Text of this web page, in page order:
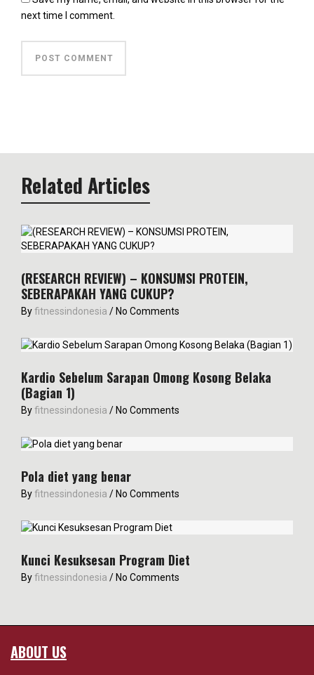
next time I comment.
Related Articles
(RESEARCH REVIEW) – KONSUMSI PROTEIN,
SEBERAPAKAH YANG CUKUP?
Byfitnessindonesia / No Comments
Kardio Sebelum Sarapan Omong Kosong Belaka
(Bagian 1)
Byfitnessindonesia / No Comments
Pola diet yang benar
Byfitnessindonesia / No Comments
Kunci Kesuksesan Program Diet
Byfitnessindonesia / No Comments
ABOUT US